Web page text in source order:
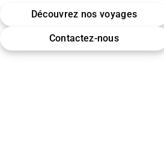
Découvrez nos voyages
Contactez-nous
Omra (Umrah) · Hajj
Encadrement & accompagnement